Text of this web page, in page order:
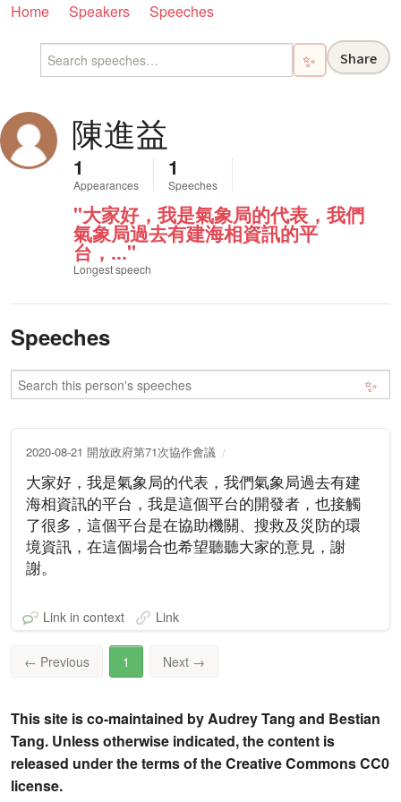
Home Speakers Speeches
✨ Share
陳進益
1
Appearances
1
Speeches
"大家好，我是氣象局的代表，我們
氣象局過去有建海相資訊的平
台，..."
Longest speech
Speeches
✨
2020-08-21 開放政府第71次協作會議
大家好，我是氣象局的代表，我們氣象局過去有建
海相資訊的平台，我是這個平台的開發者，也接觸
了很多，這個平台是在協助機關、搜救及災防的環
境資訊，在這個場合也希望聽聽大家的意見，謝
謝。
Link in context Link
← Previous 1 Next →
This site is co-maintained by Audrey Tang and Bestian
Tang. Unless otherwise indicated, the content is
released under the terms of the Creative Commons CC0
license.